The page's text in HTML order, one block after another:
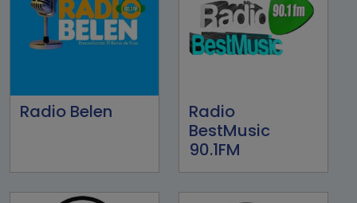
Radio Belen
Radio
BestMusic
90.1FM